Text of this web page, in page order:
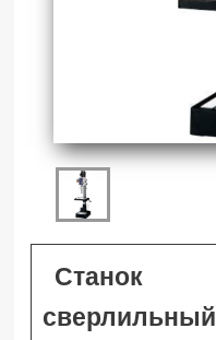
Станок
сверлильный